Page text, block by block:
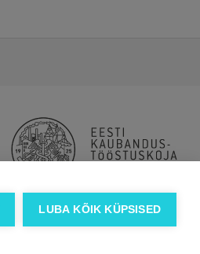
LUBA KÕIK KÜPSISED